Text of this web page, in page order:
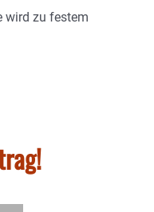
wird zu festem